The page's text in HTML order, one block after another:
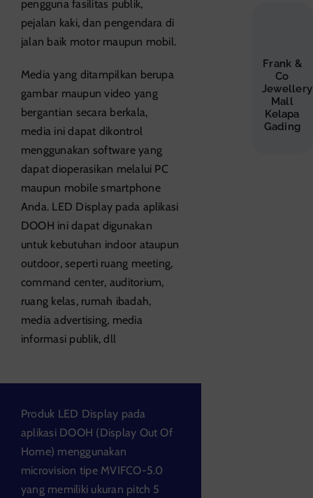
pengguna fasilitas publik,
pejalan kaki, dan pengendara di
jalan baik motor maupun mobil.
Media yang ditampilkan berupa
gambar maupun video yang
bergantian secara berkala,
media ini dapat dikontrol
menggunakan software yang
dapat dioperasikan melalui PC
maupun mobile smartphone
Anda. LED Display pada aplikasi
DOOH ini dapat digunakan
untuk kebutuhan indoor ataupun
outdoor, seperti ruang meeting,
command center, auditorium,
ruang kelas, rumah ibadah,
media advertising, media
informasi publik, dll
Produk LED Display pada
aplikasi DOOH (Display Out Of
Home) menggunakan
microvision tipe MVIFCO-5.0
yang memiliki ukuran pitch 5
Frank &
Co
Jewellery
Mall
Kelapa
Gading